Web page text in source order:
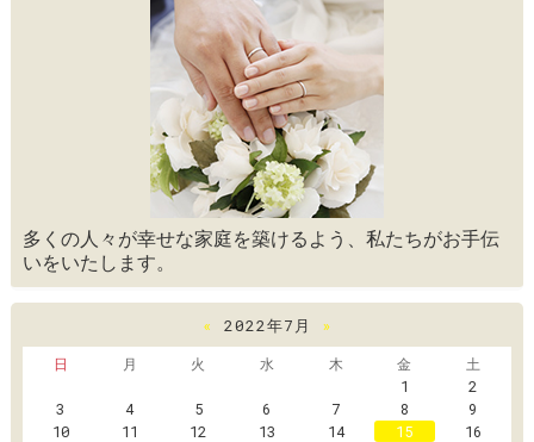
多くの人々が幸せな家庭を築けるよう、私たちがお手伝
いをいたします。
« 2022年7月
»
日
月 火 水 木 金
土
1
2
3
4 5 6 7 8
9
10
11 12 13 14 15
16